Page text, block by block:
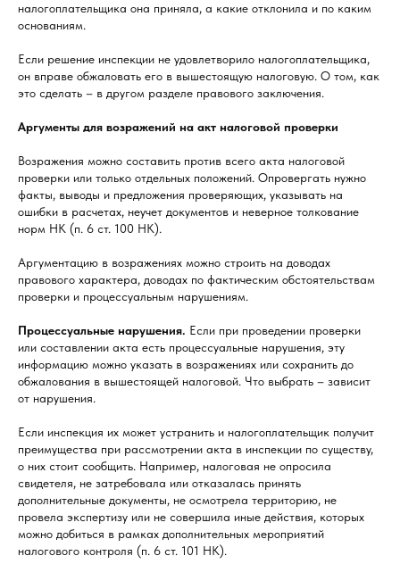
налогоплательщика она приняла, а какие отклонила и по каким
основаниям.
Если решение инспекции не удовлетворило налогоплательщика,
он вправе обжаловать его в вышестоящую налоговую. О том, как
это сделать – в другом разделе правового заключения.
Аргументы для возражений на акт налоговой проверки
Возражения можно составить против всего акта налоговой
проверки или только отдельных положений. Опровергать нужно
факты, выводы и предложения проверяющих, указывать на
ошибки в расчетах, неучет документов и неверное толкование
норм НК (п. 6 ст. 100 НК).
Аргументацию в возражениях можно строить на доводах
правового характера, доводах по фактическим обстоятельствам
проверки и процессуальным нарушениям.
Процессуальные нарушения. Если при проведении проверки
или составлении акта есть процессуальные нарушения, эту
информацию можно указать в возражениях или сохранить до
обжалования в вышестоящей налоговой. Что выбрать – зависит
от нарушения.
Если инспекция их может устранить и налогоплательщик получит
преимущества при рассмотрении акта в инспекции по существу,
о них стоит сообщить. Например, налоговая не опросила
свидетеля, не затребовала или отказалась принять
дополнительные документы, не осмотрела территорию, не
провела экспертизу или не совершила иные действия, которых
можно добиться в рамках дополнительных мероприятий
налогового контроля (п. 6 ст. 101 НК).